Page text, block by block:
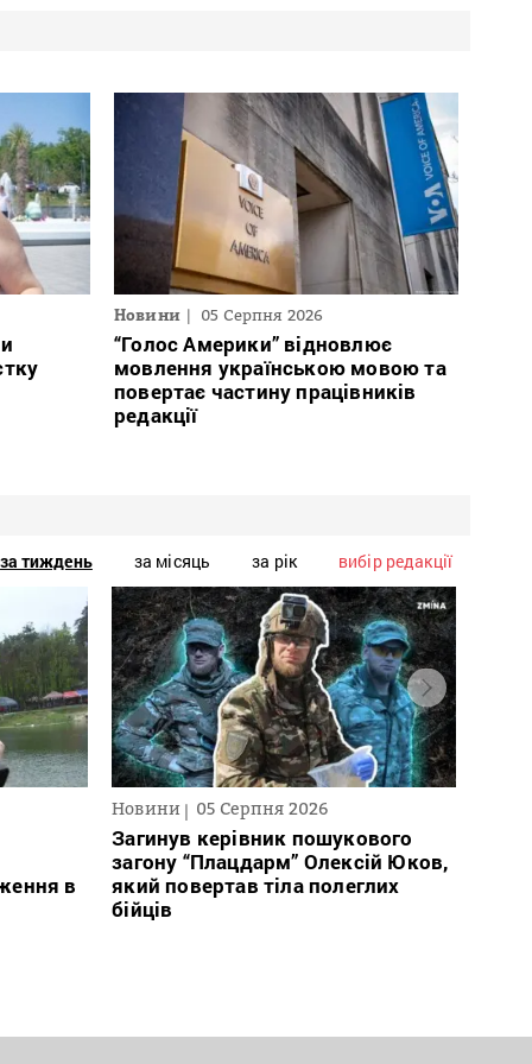
Новини 05 Серпня 2026
“Голос Америки” відновлює
мовлення українською мовою та
повертає частину працівників
редакції
за тиждень за місяць за рік вибір редакції
в
Новини 05 Серпня 2026
Загинув керівник пошукового
загону “Плацдарм” Олексій Юков,
який повертав тіла полеглих
бійців